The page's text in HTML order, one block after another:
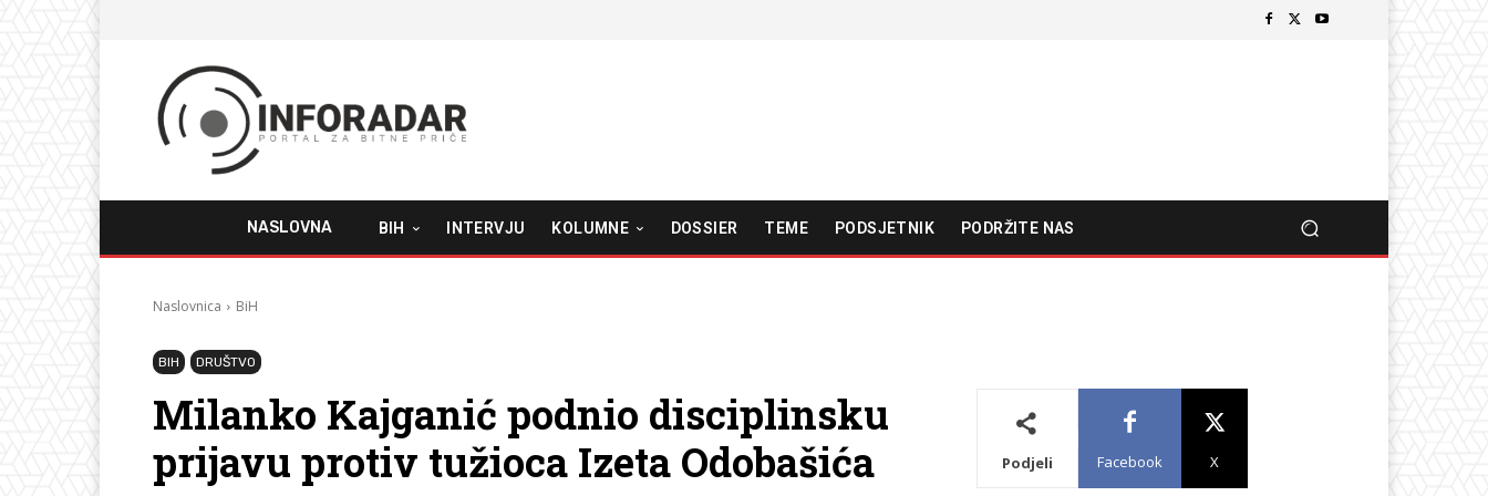
NASLOVNA BIH INTERVJU KOLUMNE DOSSIER TEME PODSJETNIK PODRŽITE NAS
Naslovnica BiH
BIH DRUŠTVO
Milanko Kajganić podnio disciplinsku
prijavu protiv tužioca Izeta Odobašića
Podjeli Facebook X